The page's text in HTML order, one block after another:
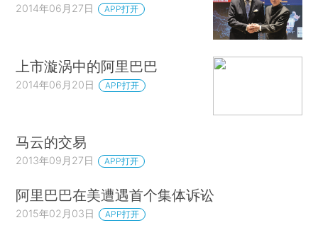
2014年06月27日 APP打开
上市漩涡中的阿里巴巴
2014年06月20日 APP打开
马云的交易
2013年09月27日 APP打开
阿里巴巴在美遭遇首个集体诉讼
2015年02月03日 APP打开